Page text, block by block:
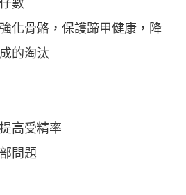
數
化骨骼，保護蹄甲健康，降
的淘汰
高受精率
問題